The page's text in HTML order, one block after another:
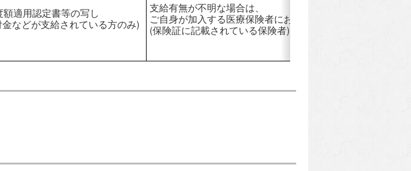
適用認定書等の写し
などが支給されている方のみ)
支給有無が不明な場合は、
ご自身が加入する医療保険者にお問い合わせください
(保険証に記載されている保険者)